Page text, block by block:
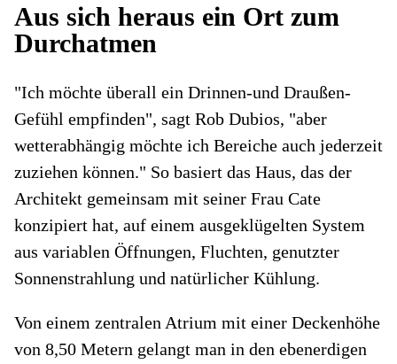
Aus sich heraus ein Ort zum
Durchatmen
"Ich möchte überall ein Drinnen-und Draußen-
Gefühl empfinden", sagt Rob Dubios, "aber
wetterabhängig möchte ich Bereiche auch jederzeit
zuziehen können." So basiert das Haus, das der
Architekt gemeinsam mit seiner Frau Cate
konzipiert hat, auf einem ausgeklügelten System
aus variablen Öffnungen, Fluchten, genutzter
Sonnenstrahlung und natürlicher Kühlung.
Von einem zentralen Atrium mit einer Deckenhöhe
von 8,50 Metern gelangt man in den ebenerdigen